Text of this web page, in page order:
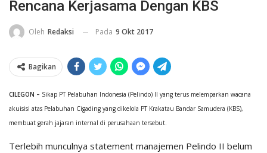
Rencana Kerjasama Dengan KBS
Oleh Redaksi Pada 9 Okt 2017
Bagikan
CILEGON – Sikap PT Pelabuhan Indonesia (Pelindo) II yang terus melemparkan wacana
akuisisi atas Pelabuhan Cigading yang dikelola PT Krakatau Bandar Samudera (KBS),
membuat gerah jajaran internal di perusahaan tersebut.
Terlebih munculnya statement manajemen Pelindo II belum